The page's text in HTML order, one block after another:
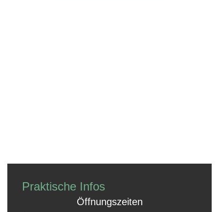
Praktische Infos
Öffnungszeiten